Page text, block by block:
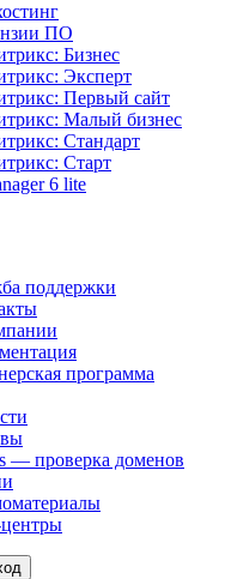
ПО
Бизнес
Эксперт
Первый сайт
Малый бизнес
Стандарт
Старт
6 lite
поддержки
программа
— проверка доменов